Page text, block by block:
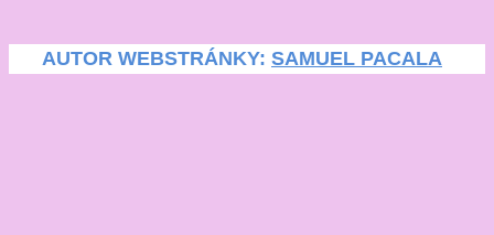
AUTOR WEBSTRÁNKY: SAMUEL PACALA